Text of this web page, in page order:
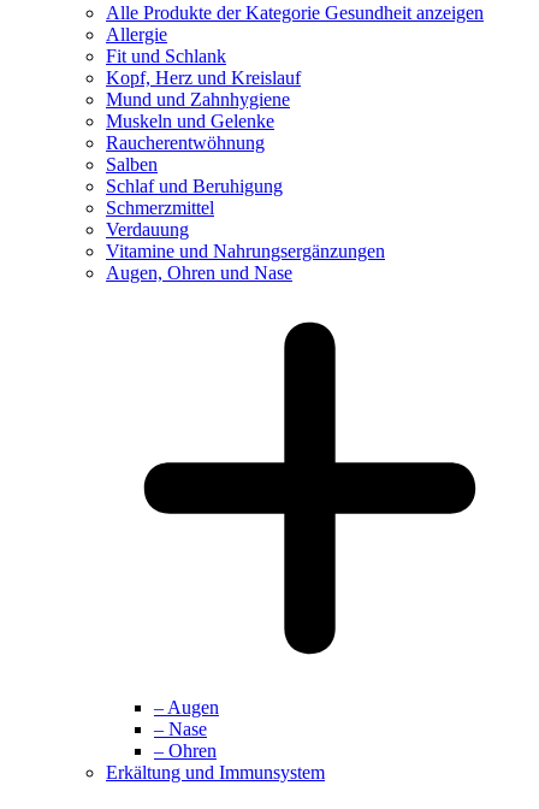
Alle Produkte der Kategorie Gesundheit anzeigen
Allergie
Fit und Schlank
Kopf, Herz und Kreislauf
Mund und Zahnhygiene
Muskeln und Gelenke
Raucherentwöhnung
Salben
Schlaf und Beruhigung
Schmerzmittel
Verdauung
Vitamine und Nahrungsergänzungen
Augen, Ohren und Nase
– Augen
– Nase
– Ohren
Erkältung und Immunsystem